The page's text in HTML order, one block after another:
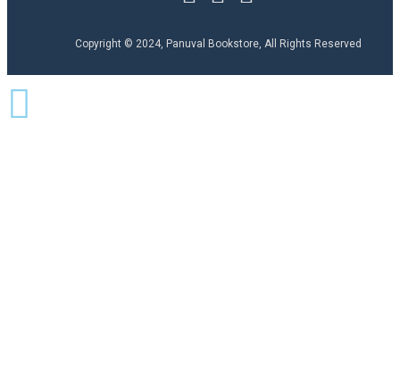
Copyright © 2024, Panuval Bookstore, All Rights Reserved